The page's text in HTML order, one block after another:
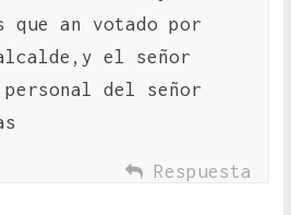
que an votado por
el señor
personal del señor
Respuesta